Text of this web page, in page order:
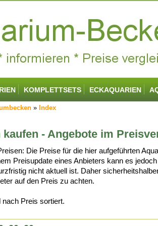
KOMPLETTSETS ECKAQUARIEN
» Index
- Angebote im
Die Preise für die hier aufgeführten
Preisupdate eines Anbieters kann es
nicht aktuell ist. Daher
auf den Preis zu achten.
nach Preis sortiert.